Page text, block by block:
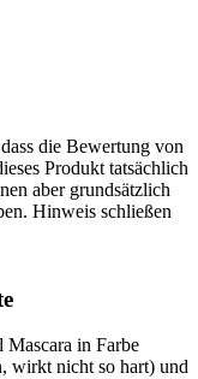
die Bewertung von
Produkt tatsächlich
aber grundsätzlich
Hinweis schließen
in Farbe
wirkt nicht so hart) und